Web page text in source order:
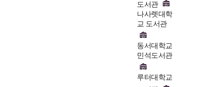
도서관
나사렛대학
교 도서관
동서대학교
민석도서관
루터대학교